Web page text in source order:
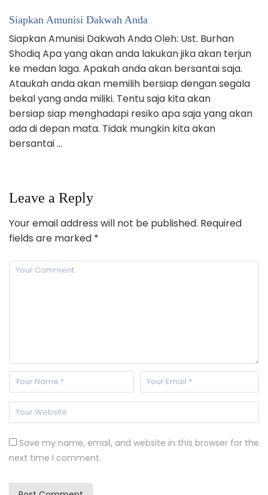
Siapkan Amunisi Dakwah Anda
Siapkan Amunisi Dakwah Anda Oleh: Ust. Burhan
Shodiq Apa yang akan anda lakukan jika akan terjun
ke medan laga. Apakah anda akan bersantai saja.
Ataukah anda akan memilih bersiap dengan segala
bekal yang anda miliki. Tentu saja kita akan
bersiap siap menghadapi resiko apa saja yang akan
ada di depan mata. Tidak mungkin kita akan
bersantai …
Leave a Reply
Your email address will not be published. Required
fields are marked *
Save my name, email, and website in this browser for the
next time I comment.